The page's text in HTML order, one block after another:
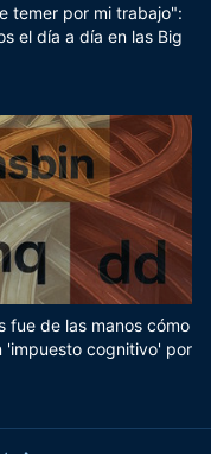
temer por mi trabajo":
el día a día en las Big
fue de las manos cómo
'impuesto cognitivo' por